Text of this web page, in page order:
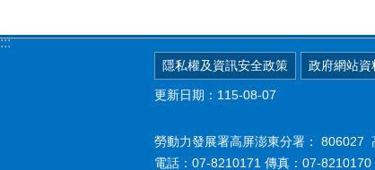
:::
隱私權及資訊安全政策 政府網站資
更新日期：115-08-07
勞動力發展署高屏澎東分署： 806027
電話：07-8210171 傳真：07-8210170